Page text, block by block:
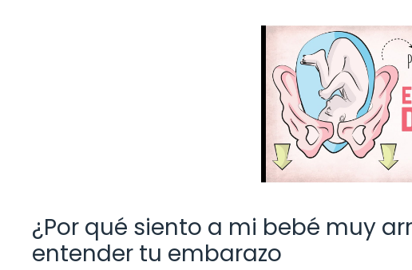
¿Por qué siento a mi bebé muy
entender tu embarazo